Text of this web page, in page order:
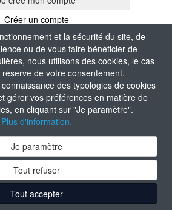
et la sécurité du site, de
ou de vous faire bénéficier de
nous utilisons des cookies, le cas
de votre consentement.
des typologies de cookies
gérer vos préférences en matière de
en cliquant sur "Je paramètre".
Plus d'information.
Je paramètre
Tout refuser
Tout accepter
Créer un compte